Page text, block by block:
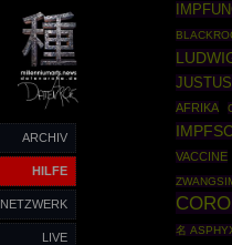
ARCHIV
HILFE
NETZWERK
LIVE
AFRIKA
VACCINE
名